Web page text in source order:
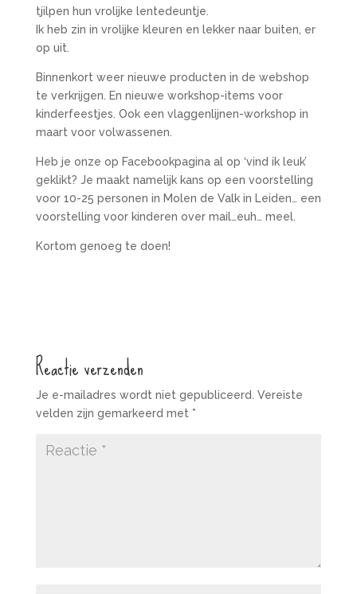
tjilpen hun vrolijke lentedeuntje.
Ik heb zin in vrolijke kleuren en lekker naar buiten, er
op uit.
Binnenkort weer nieuwe producten in de webshop
te verkrijgen. En nieuwe workshop-items voor
kinderfeestjes. Ook een vlaggenlijnen-workshop in
maart voor volwassenen.
Heb je onze op Facebookpagina al op ‘vind ik leuk’
geklikt? Je maakt namelijk kans op een voorstelling
voor 10-25 personen in Molen de Valk in Leiden… een
voorstelling voor kinderen over mail…euh… meel.
Kortom genoeg te doen!
Reactie verzenden
Je e-mailadres wordt niet gepubliceerd. Vereiste
velden zijn gemarkeerd met *